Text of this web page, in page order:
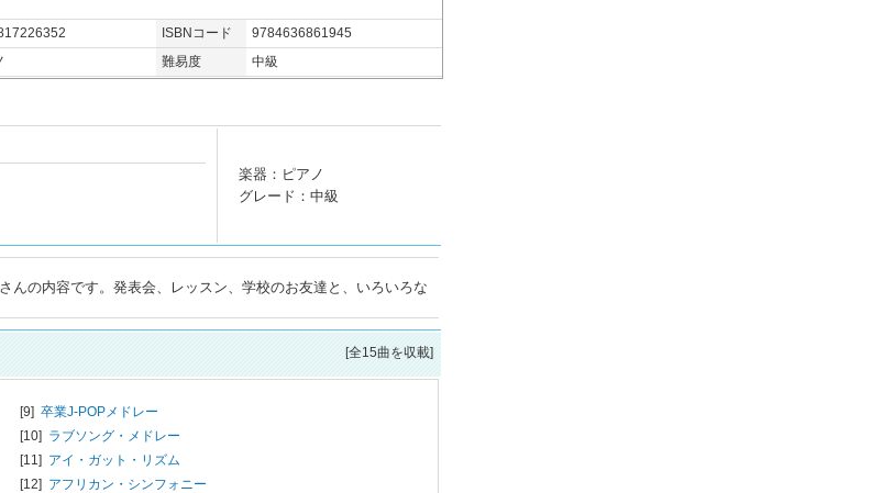
ISBNコード
9784636861945
難易度 中級
楽器：ピアノ
グレード：中級
んの内容です。発表会、レッスン、学校のお友達と、いろいろな
[全15曲を収載]
[9] 卒業J-POPメドレー
[10] ラブソング・メドレー
[11] アイ・ガット・リズム
[12] アフリカン・シンフォニー